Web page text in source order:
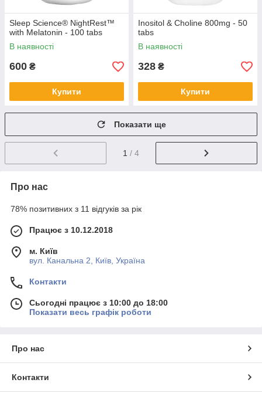
Sleep Science® NightRest™
with Melatonin - 100 tabs
В наявності
600 ₴
Купити
Inositol & Choline 800mg - 50
tabs
В наявності
328 ₴
Купити
Показати ще
1 / 4
Про нас
78% позитивних з 11 відгуків за рік
Працює з 10.12.2018
м. Київ
вул. Канальна 2, Київ, Україна
Контакти
Сьогодні працює з 10:00 до 18:00
Показати весь графік роботи
Про нас
Контакти